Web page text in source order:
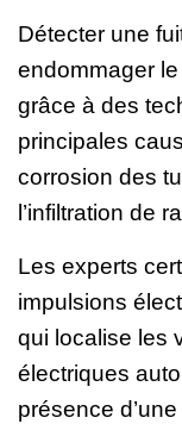
Détecter une
endommager
grâce à des
principales
corrosion des
l’infiltration de
Les experts
impulsions
qui localise les
électriques
présence